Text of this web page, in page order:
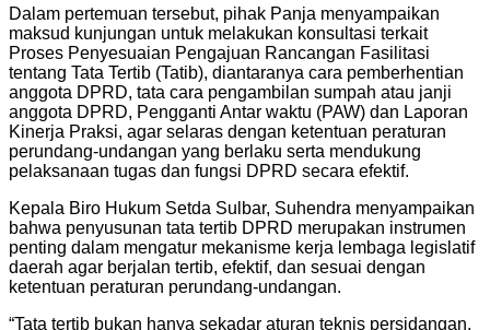
Dalam pertemuan tersebut, pihak Panja menyampaikan
maksud kunjungan untuk melakukan konsultasi terkait
Proses Penyesuaian Pengajuan Rancangan Fasilitasi
tentang Tata Tertib (Tatib), diantaranya cara pemberhentian
anggota DPRD, tata cara pengambilan sumpah atau janji
anggota DPRD, Pengganti Antar waktu (PAW) dan Laporan
Kinerja Praksi, agar selaras dengan ketentuan peraturan
perundang-undangan yang berlaku serta mendukung
pelaksanaan tugas dan fungsi DPRD secara efektif.
Kepala Biro Hukum Setda Sulbar, Suhendra menyampaikan
bahwa penyusunan tata tertib DPRD merupakan instrumen
penting dalam mengatur mekanisme kerja lembaga legislatif
daerah agar berjalan tertib, efektif, dan sesuai dengan
ketentuan peraturan perundang-undangan.
“Tata tertib bukan hanya sekadar aturan teknis persidangan,